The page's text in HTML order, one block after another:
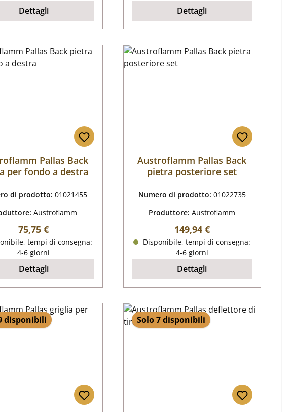
Dettagli Dettagli
Pallas Back
per fondo a destra
di prodotto:01021455
Austroflamm
Prezzo normale:
75,75 €
tempi di consegna:
4-6 giorni
Dettagli
Austroflamm Pallas Back
pietra posteriore set
Numero di prodotto: 01022735
Produttore:Austroflamm
Prezzo normale:
149,94 €
Disponibile, tempi di consegna:
4-6 giorni
Dettagli
disponibili Solo 7 disponibili